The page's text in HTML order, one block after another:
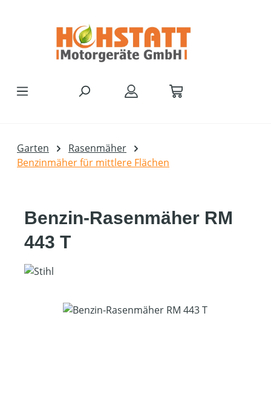
Garten
Rasenmäher
Benzinmäher für mittlere Flächen
Benzin-Rasenmäher RM
443 T
Bildergalerie überspringen